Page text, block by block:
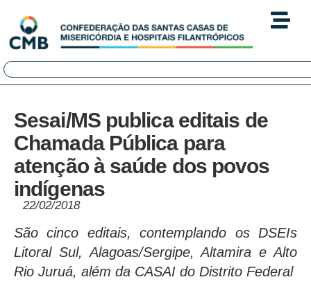
Sesai/MS publica editais de
Chamada Pública para
atenção à saúde dos povos
indígenas
22/02/2018
São cinco editais, contemplando os DSEIs
Litoral Sul, Alagoas/Sergipe, Altamira e Alto
Rio Juruá, além da CASAI do Distrito Federal